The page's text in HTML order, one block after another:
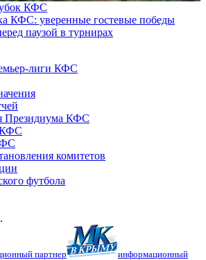
КФС
КФС: уверенные гостевые победы
паузой в турнирах
лиги КФС
Президиума КФС
комитетов
футбола
партнер
информационный